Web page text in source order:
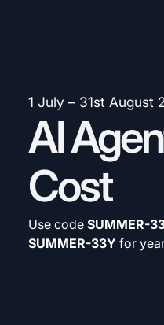
1 July – 31st August
AI
Cost
Use code SUMMER-
SUMMER-33Y for